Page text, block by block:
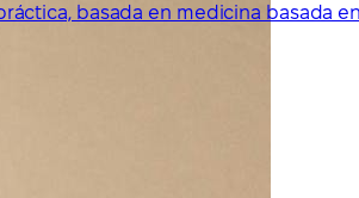
basada en medicina basada